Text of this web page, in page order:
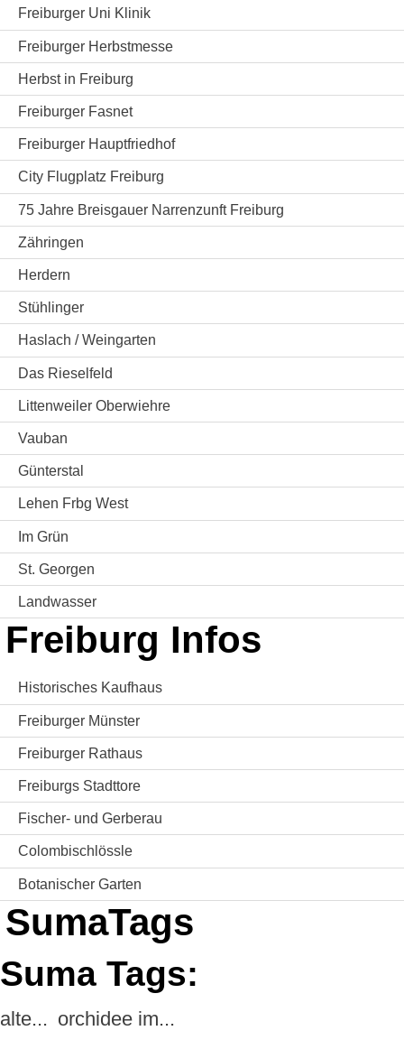
Freiburger Uni Klinik
Freiburger Herbstmesse
Herbst in Freiburg
Freiburger Fasnet
Freiburger Hauptfriedhof
City Flugplatz Freiburg
75 Jahre Breisgauer Narrenzunft Freiburg
Zähringen
Herdern
Stühlinger
Haslach / Weingarten
Das Rieselfeld
Littenweiler Oberwiehre
Vauban
Günterstal
Lehen Frbg West
Im Grün
St. Georgen
Landwasser
Freiburg Infos
Historisches Kaufhaus
Freiburger Münster
Freiburger Rathaus
Freiburgs Stadttore
Fischer- und Gerberau
Colombischlössle
Botanischer Garten
SumaTags
Suma Tags:
alte... orchidee im...